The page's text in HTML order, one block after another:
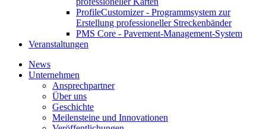
ProfileCustomizer - Programmsystem zur
Erstellung professioneller Streckenbänder
PMS Core - Pavement-Management-System
Veranstaltungen
News
Unternehmen
Ansprechpartner
Über uns
Geschichte
Meilensteine und Innovationen